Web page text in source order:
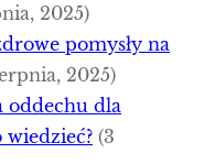
2025)
pomysły na
2025)
oddechu dla
(3